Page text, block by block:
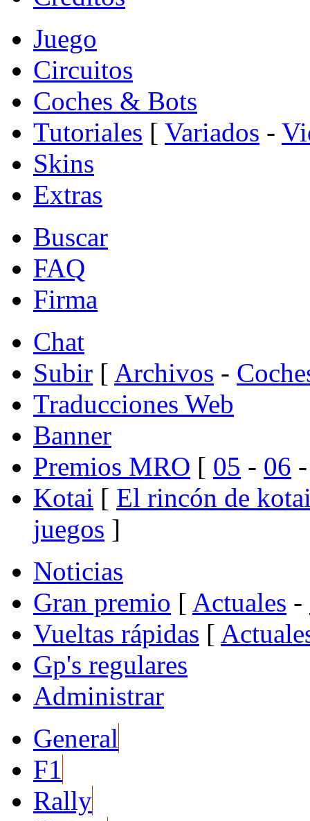
Juego
Circuitos
Coches & Bots
Tutoriales [ Variados -
Skins
Extras
Buscar
FAQ
Firma
Chat
Subir [ Archivos -
Traducciones Web
Banner
Premios MRO [ 05 - 06
Kotai [ El rincón de
juegos ]
Noticias
Gran premio [ Actuales -
Vueltas rápidas [
Gp's regulares
Administrar
General
F1
Rally